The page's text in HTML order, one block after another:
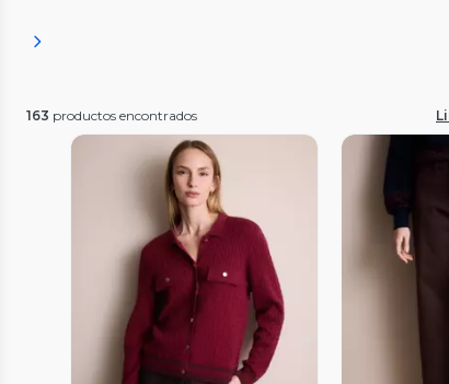
163 productos encontrados
Vista Previa